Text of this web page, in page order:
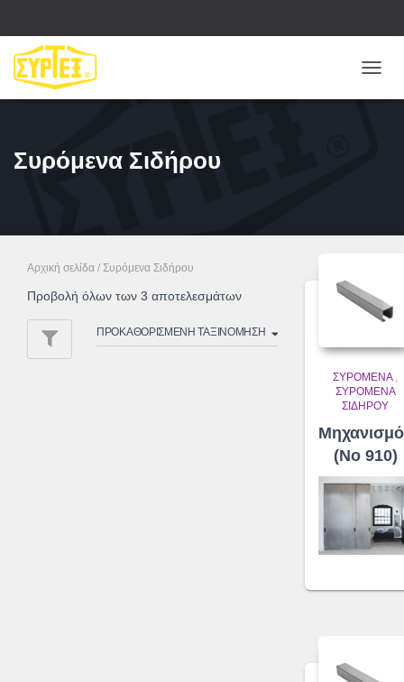
Συρόμενα Σιδήρου
Αρχική σελίδα / Συρόμενα Σιδήρου
Προβολή όλων των 3 αποτελεσμάτων
ΣΥΡΌΜΕΝΑ,
ΣΥΡΌΜΕΝΑ
ΣΙΔΉΡΟΥ
(No 910)